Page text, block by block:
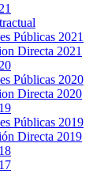
Públicas 2021
Directa 2021
Públicas 2020
Directa 2020
Públicas 2019
Directa 2019